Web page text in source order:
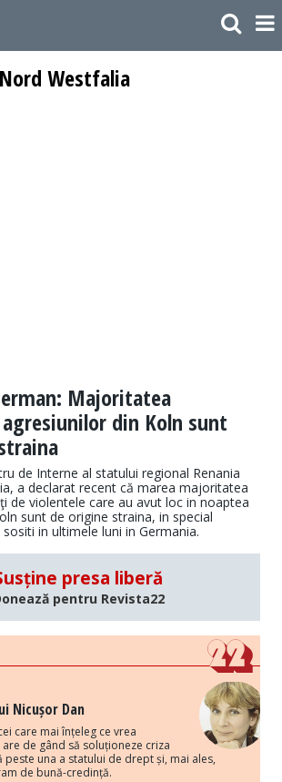
Westfalia
Majoritatea
din Koln sunt
de Interne al statului regional Renania
a declarat recent că marea majoritatea
de violentele care au avut loc in noaptea
sunt de origine straina, in special
in ultimele luni in Germania.
presa liberă
pentru Revista22
Nicușor Dan
care mai înțeleg ce vrea
de gând să soluționeze criza
una a statului de drept și, mai ales,
de bună-credință.